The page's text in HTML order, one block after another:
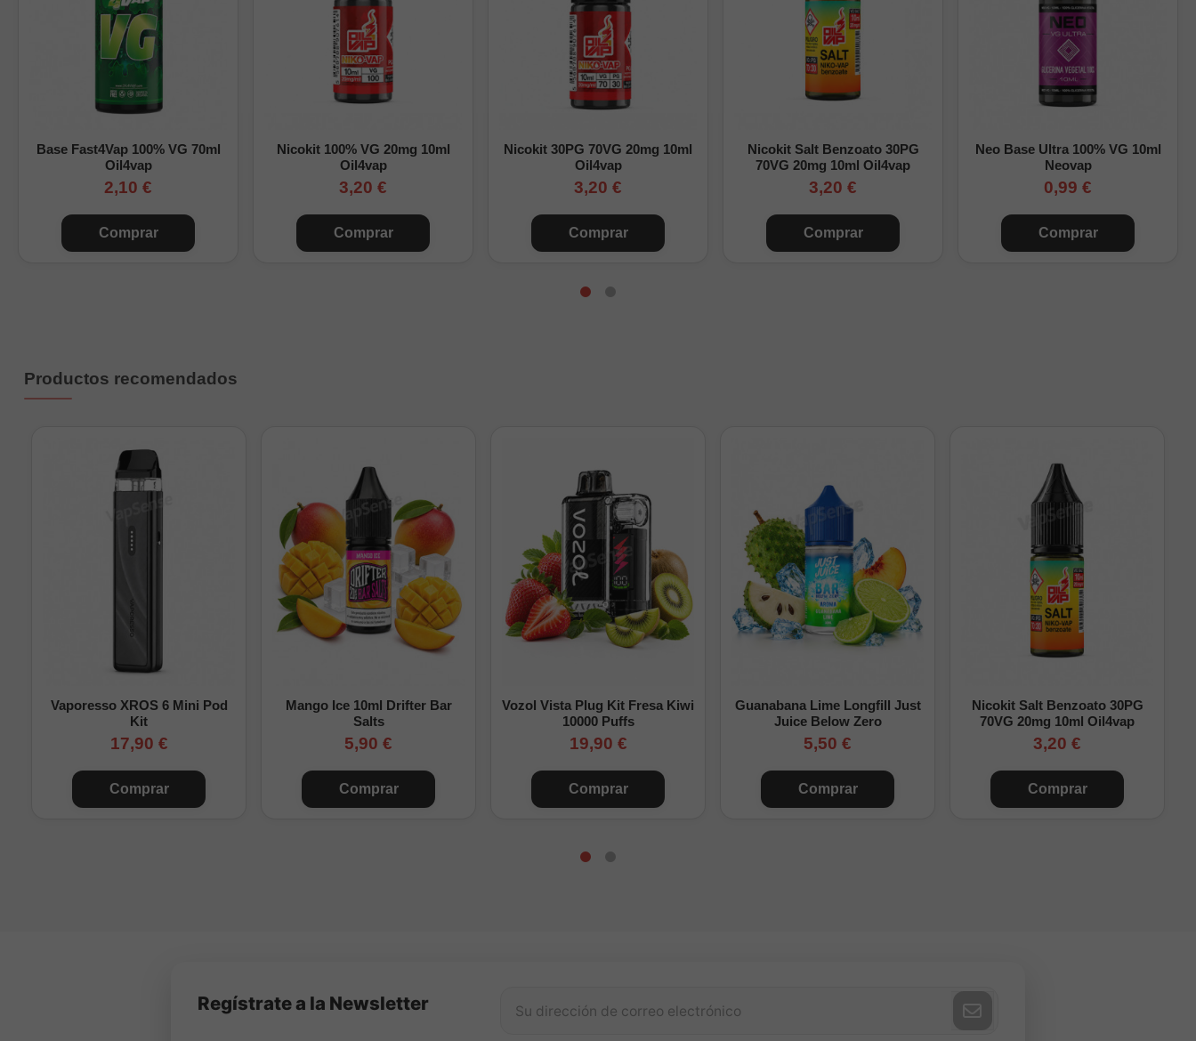
Formatos:30ml, 60ml y 120ml
Base del aroma: 100% PG
Nicotina:sin nicotina
Maceración recomendada:
Cómo preparar este Longfill:
Elige el formato, añade base VG/PG y los nicokits necesarios hasta completar la capacidad total de la botella.
Después, agita bien la mezcla y deja reposar entre
2 y 7 días para que el sabor se integre correctamente.
Si necesitas una explicación paso a paso, puedes consultar nuestra guía para preparar un Longfill.
Sin nicotina 0mg/ml
60ml Suave
60ml Medio 2 nicokits 28ml 6,7mg/ml aprox.
60ml Fuerte 3 nicokits 18ml 10mg/ml aprox.
60ml Muy fuerte 4 nicokits 8ml 13,3mg/ml aprox.
120ml Muy suave 1 nicokit 1,7mg/ml aprox.
3,3mg/ml aprox.
Medio 6,7mg/ml aprox.
mezcla con base y/o nicokits.
Base Fast4Vap 100% VG 70ml
Oil4vap
2,10 €
Comprar
Nicokit 100% VG 20mg 10ml
Oil4vap
3,20 €
Comprar
Nicokit 30PG 70VG 20mg 10ml
Oil4vap
3,20 €
Comprar
Nicokit Salt Benzoato 30PG
70VG 20mg 10ml Oil4vap
3,20 €
Comprar
Neo Base Ultra 100% VG 10ml
Neovap
0,99 €
Comprar
Productos recomendados
Vaporesso XROS 6 Mini Pod
Kit
17,90 €
Comprar
Mango Ice 10ml Drifter Bar
Salts
5,90 €
Comprar
Vozol Vista Plug Kit Fresa Kiwi
10000 Puffs
19,90 €
Comprar
Guanabana Lime Longfill Just
Juice Below Zero
5,50 €
Comprar
Nicokit Salt Benzoato 30PG
70VG 20mg 10ml Oil4vap
3,20 €
Comprar
Regístrate a la Newsletter